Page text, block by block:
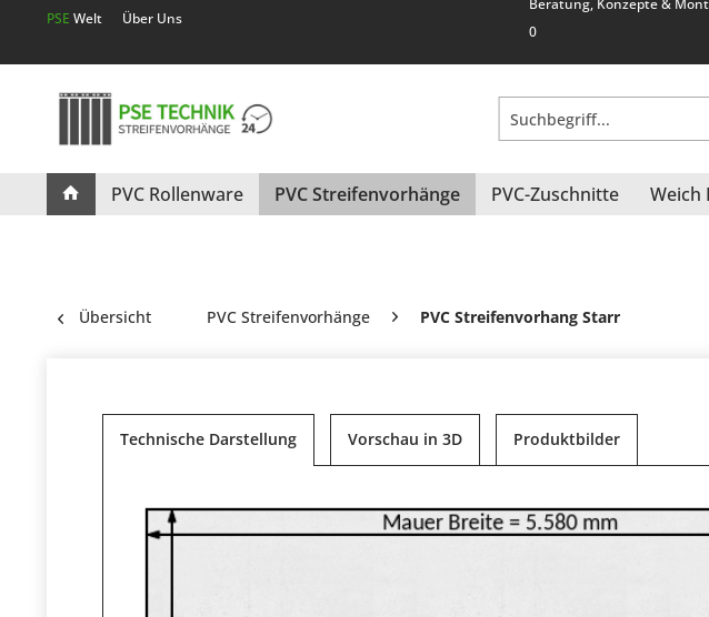
PSE Welt Über Uns
Beratung, Konzepte &
0
PVC Rollenware PVC Streifenvorhänge PVC-Zuschnitte Weich
Übersicht PVC Streifenvorhänge PVC Streifenvorhang Starr
Technische Darstellung Vorschau in 3D Produktbilder